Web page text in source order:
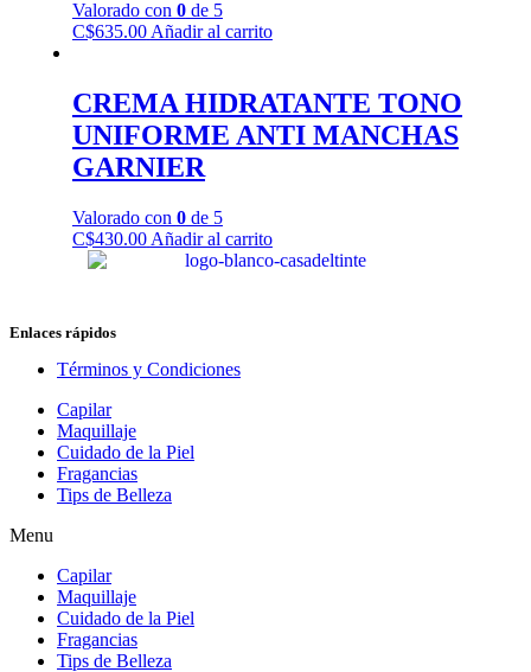
Valorado con 0de 5
C$635.00 Añadir al carrito
CREMA HIDRATANTE TONO
UNIFORME ANTI MANCHAS
GARNIER
Valorado con 0de 5
C$430.00 Añadir al carrito
Enlaces rápidos
Términos y Condiciones
Capilar
Maquillaje
Cuidado de la Piel
Fragancias
Tips de Belleza
Menu
Capilar
Maquillaje
Cuidado de la Piel
Fragancias
Tips de Belleza